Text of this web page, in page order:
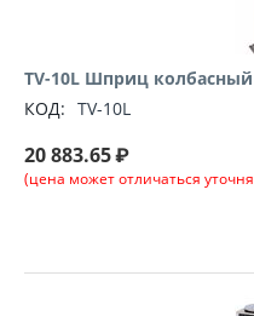
TV-10L Шприц
КОД: TV-10L
20 883.65₽
(цена может отличаться